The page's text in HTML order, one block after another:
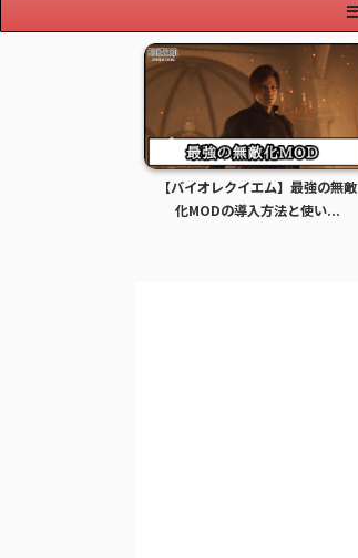
【バイオレクイエム】ボーナスコ
ンテンツロック解除MOD...